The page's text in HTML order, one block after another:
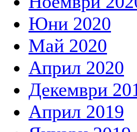
Юни 2020
Май 2020
Април 2020
Декември
Април 2019